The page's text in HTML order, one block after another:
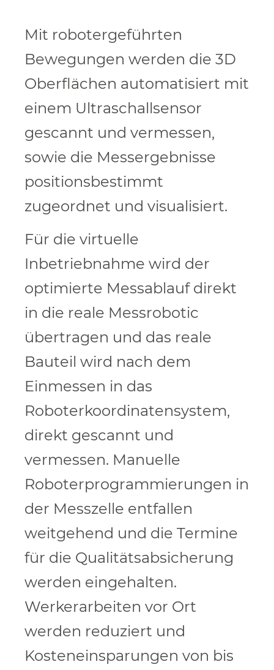
Mit robotergeführten
Bewegungen werden die 3D
Oberflächen automatisiert mit
einem Ultraschallsensor
gescannt und vermessen,
sowie die Messergebnisse
positionsbestimmt
zugeordnet und visualisiert.
Für die virtuelle
Inbetriebnahme wird der
optimierte Messablauf direkt
in die reale Messrobotic
übertragen und das reale
Bauteil wird nach dem
Einmessen in das
Roboterkoordinatensystem,
direkt gescannt und
vermessen. Manuelle
Roboterprogrammierungen in
der Messzelle entfallen
weitgehend und die Termine
für die Qualitätsabsicherung
werden eingehalten.
Werkerarbeiten vor Ort
werden reduziert und
Kosteneinsparungen von bis